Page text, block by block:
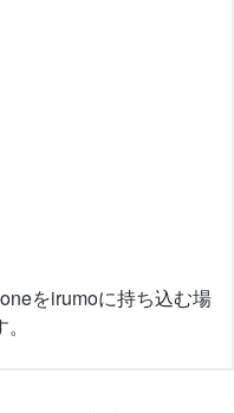
をirumoに持ち込む場